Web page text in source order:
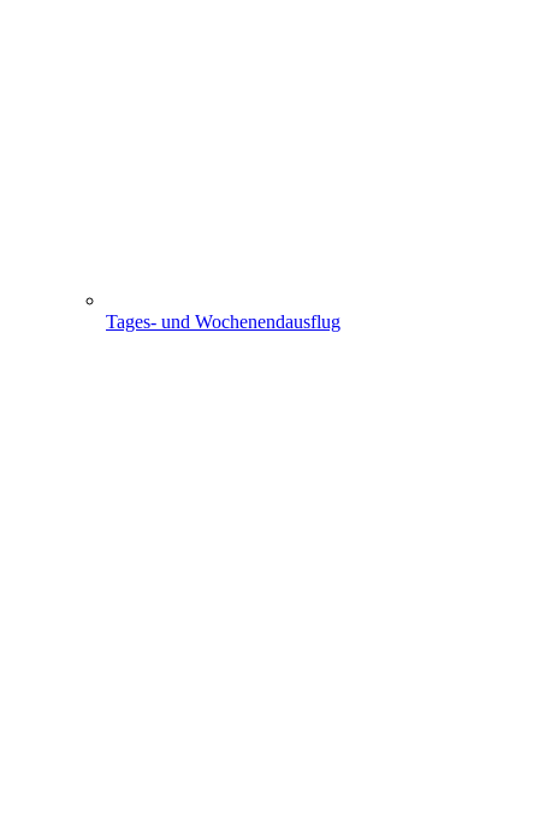
Tages- und Wochenendausflug